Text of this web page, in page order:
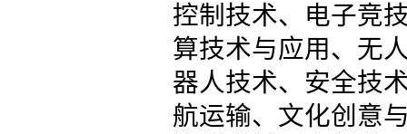
控制技术、电子竞
算技术与应用、无
器人技术、安全技
航运输、文化创意